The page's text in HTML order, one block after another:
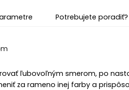
Potrebujete poradiť?
ľubovoľným smerom, po
za rameno inej farby a